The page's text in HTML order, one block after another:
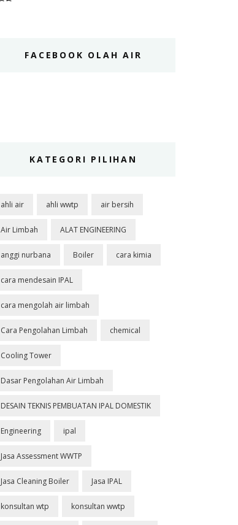
FACEBOOK OLAH AIR
KATEGORI PILIHAN
ahli air ahli wwtp air bersih
Air Limbah ALAT ENGINEERING
anggi nurbana Boiler cara kimia
cara mendesain IPAL
cara mengolah air limbah
Cara Pengolahan Limbah chemical
Cooling Tower
Dasar Pengolahan Air Limbah
DESAIN TEKNIS PEMBUATAN IPAL DOMESTIK
Engineering ipal
Jasa Assessment WWTP
Jasa Cleaning Boiler Jasa IPAL
konsultan wtp konsultan wwtp